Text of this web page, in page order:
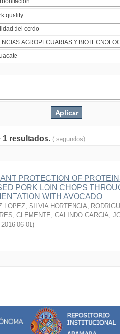
1 resultados. ( segundos)
PROTECTION OF
PORK LOIN CHOPS
WITH AVOCADO
LOPEZ, SILVIA HORTENCIA;
CLEMENTE; GALINDO GARCIA,
2016-06-01)